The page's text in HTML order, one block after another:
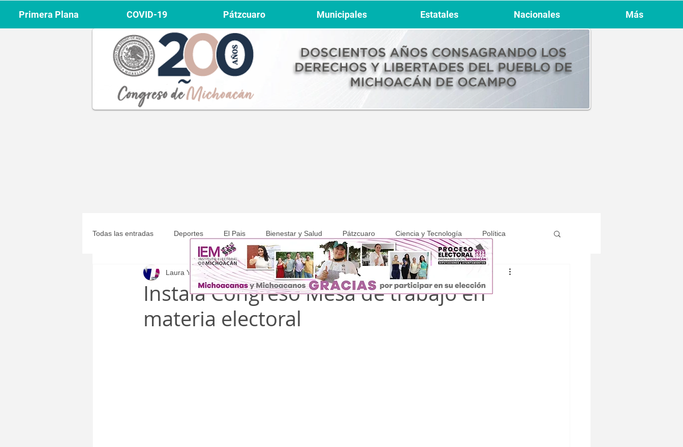
Todas las entradas Deportes El Pais Bienestar y Salud Pátzcuaro Ciencia y Tecnología Política
Michoacán Municipales COVID-19
Instala Congreso Mesa de trabajo en
materia electoral
Laura Yépez 30 abr 2 min de lectura
Primera Plana COVID-19 Pátzcuaro Municipales Estatales Nacionales Más